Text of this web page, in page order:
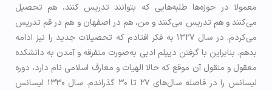
معمولا در حوزه‌ها طلبه‌هایی که بتوانند تدریس کنند، هم تحصیل
می‌کنند و هم تدریس می‌کنند و من، هم در اصفهان و هم در قم تدریس
می‌کردم. در سال ۱۳۲۷ به فکر افتادم که تحصیلات جدید را نیز ادامه
بدهم. بنابراین با گرفتن دیپلم ادبی به‌صورت متفرقه و آمدن به دانشکده
معقول و منقول آن موقع که حالا الهيات و معارف اسلامی نام دارد، دوره
لیسانس را در فاصله سال‌های ۲۷ تا ۳۰ گذراندم. سال ۱۳۳۰ لیسانس